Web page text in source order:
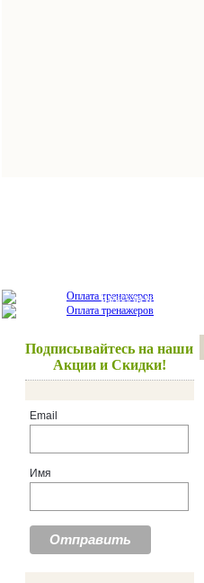
Красота и здоровье
Подписывайтесь на наши
Акции и Скидки!
Email
Имя